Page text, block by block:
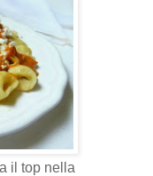
il top nella